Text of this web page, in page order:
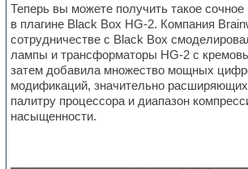
Теперь вы можете получить такое сочное
в плагине Black Box HG-2. Компания
сотрудничестве с Black Box
лампы и трансформаторы HG-2 с
затем добавила множество мощных
модификаций, значительно
палитру процессора и диапазон
насыщенности.